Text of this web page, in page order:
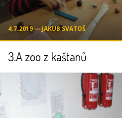
4.7.2019 ― JAKUB SVATOŠ
3.A zoo z kaštanů